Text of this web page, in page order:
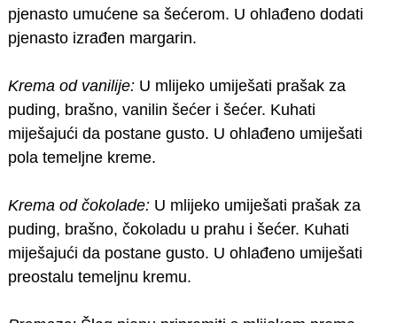
pjenasto umućene sa šećerom. U ohlađeno dodati
pjenasto izrađen margarin.
Krema od vanilije:U mlijeko umiješati prašak za
puding, brašno, vanilin šećer i šećer. Kuhati
miješajući da postane gusto. U ohlađeno umiješati
pola temeljne kreme.
Krema od čokolade:U mlijeko umiješati prašak za
puding, brašno, čokoladu u prahu i šećer. Kuhati
miješajući da postane gusto. U ohlađeno umiješati
preostalu temeljnu kremu.